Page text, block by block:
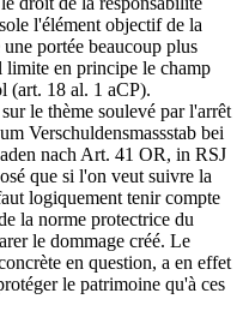
l'élément objectif de la
portée beaucoup plus
limite en principe le champ
(art. 18 al. 1 aCP).
le thème soulevé par l'arrêt
Verschuldensmassstab bei
nach Art. 41 OR, in RSJ
que si l'on veut suivre la
logiquement tenir compte
la norme protectrice du
le dommage créé. Le
en question, a en effet
le patrimoine qu'à ces